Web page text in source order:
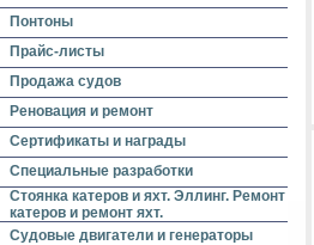
Понтоны
Прайс-листы
Продажа судов
Реновация и ремонт
Сертификаты и награды
Специальные разработки
Стоянка катеров и яхт. Эллинг. Ремонт
катеров и ремонт яхт.
Судовые двигатели и генераторы